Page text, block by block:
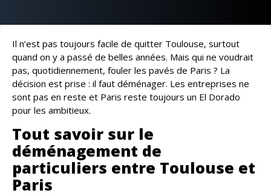
Il n’est pas toujours facile de quitter Toulouse, surtout
quand on y a passé de belles années. Mais qui ne voudrait
pas, quotidiennement, fouler les pavés de Paris ? La
décision est prise : il faut déménager. Les entreprises ne
sont pas en reste et Paris reste toujours un El Dorado
pour les ambitieux.
Tout savoir sur le
déménagement de
particuliers entre Toulouse et
Paris